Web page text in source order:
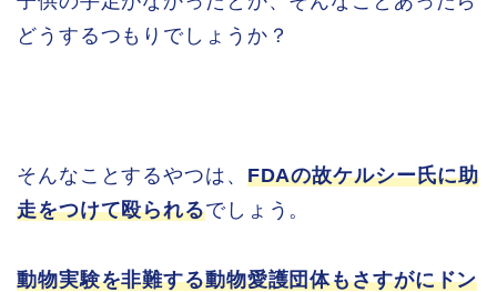
どうするつもりでしょうか？
そんなことするやつは、 FDAの故ケルシー氏に助
走をつけて殴られるでしょう。
動物実験を非難する動物愛護団体もさすがにドン